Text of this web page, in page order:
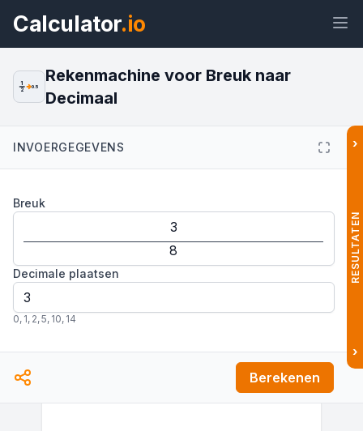
Calculator.io
1
2
0.5
Rekenmachine voor Breuk naar
Decimaal
INVOERGEGEVENS
Breuk
Decimale plaatsen
0, 1, 2,5, 10, 14
Berekenen
›
RESULTATEN
›